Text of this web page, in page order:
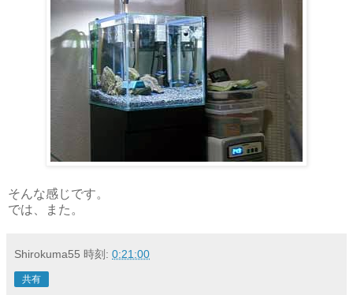
そんな感じです。
では、また。
Shirokuma55 時刻: 0:21:00
共有